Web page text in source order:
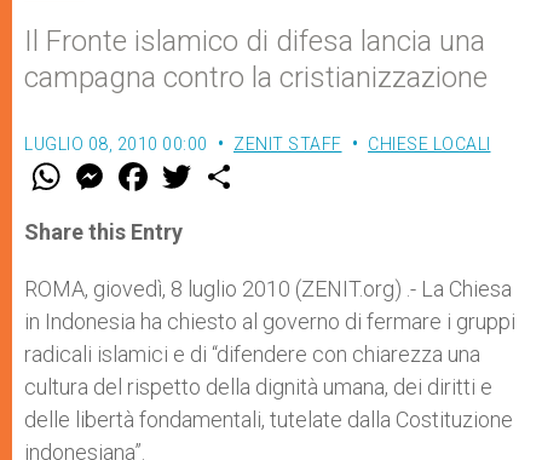
Il Fronte islamico di difesa lancia una
campagna contro la cristianizzazione
LUGLIO 08, 2010 00:00 ZENIT STAFF CHIESE LOCALI
W
t
s
p
p
M
e
s
e
g
e
r
F
a
e
b
o
k
w
r
Share this Entry
ROMA, giovedì, 8 luglio 2010 (ZENIT.org) .- La Chiesa
in Indonesia ha chiesto al governo di fermare i gruppi
radicali islamici e di “difendere con chiarezza una
cultura del rispetto della dignità umana, dei diritti e
delle libertà fondamentali, tutelate dalla Costituzione
indonesiana”.